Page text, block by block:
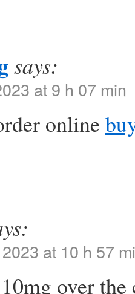
says:
at 9 h 07 min
online
at 10 h 57
over